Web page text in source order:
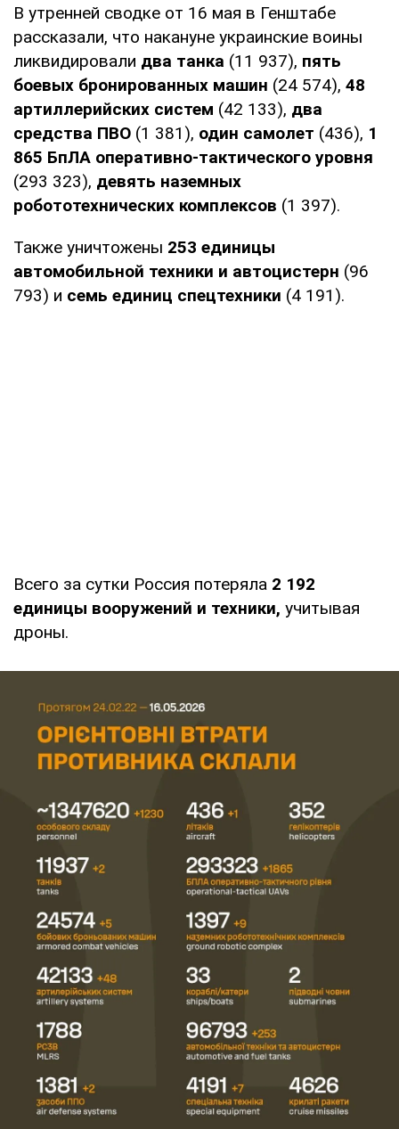
В утренней сводке от 16 мая в Генштабе
рассказали, что накануне украинские воины
ликвидировали два танка (11 937), пять
боевых бронированных машин (24 574), 48
артиллерийских систем (42 133), два
средства ПВО (1 381), один самолет (436), 1
865 БпЛА оперативно-тактического уровня
(293 323), девять наземных
робототехнических комплексов (1 397).
Также уничтожены 253 единицы
автомобильной техники и автоцистерн (96
793) и семь единиц спецтехники (4 191).
Всего за сутки Россия потеряла 2 192
единицы вооружений и техники, учитывая
дроны.